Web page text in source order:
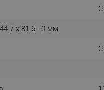
x 81.6 - 0 мм